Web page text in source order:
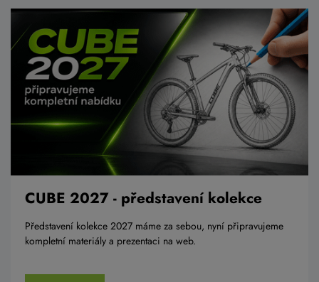
CUBE 2027 - představení kolekce
Představení kolekce 2027 máme za sebou, nyní připravujeme
kompletní materiály a prezentaci na web.